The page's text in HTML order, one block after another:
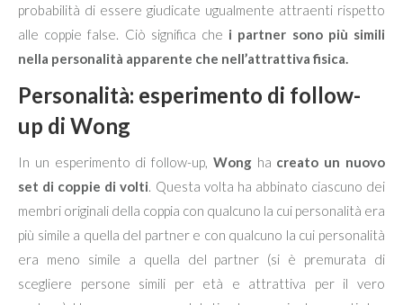
probabilità di essere giudicate ugualmente attraenti rispetto
alle coppie false. Ciò significa che i partner sono più simili
nella personalità apparente che nell’attrattiva fisica.
Personalità: esperimento di follow-
up di Wong
In un esperimento di follow-up, Wongha creato un nuovo
set di coppie di volti. Questa volta ha abbinato ciascuno dei
membri originali della coppia con qualcuno la cui personalità era
più simile a quella del partner e con qualcuno la cui personalità
era meno simile a quella del partner (si è premurata di
scegliere persone simili per età e attrattiva per il vero